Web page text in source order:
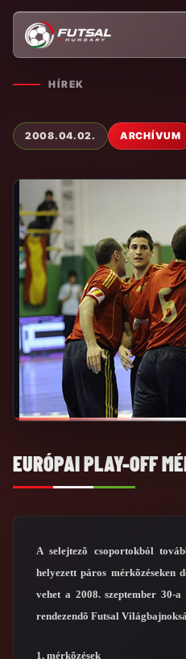
HÍREK
2008.04.02. ARCHÍVUM
EURÓPAI PLAY-OFF
A selejtezõ csoportokból
helyezett páros
vehet a 2008. szeptember
rendezendõ Futsal
1. mérkõzések